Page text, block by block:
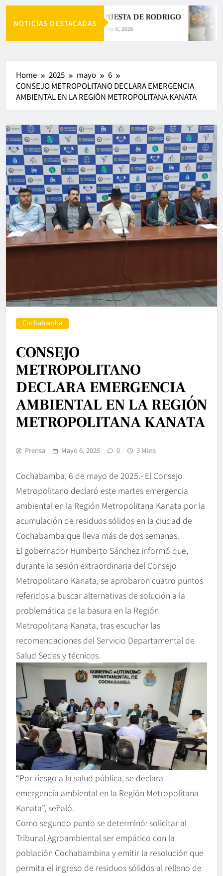
NOTICIAS DESTACADAS
LA APUESTA DE RODRIGO
Agosto 6, 2026
Home 2025 mayo
6
CONSEJO METROPOLITANO DECLARA EMERGENCIA
AMBIENTAL EN LA REGIÓN METROPOLITANA KANATA
Cochabamba
CONSEJO
METROPOLITANO
DECLARA EMERGENCIA
AMBIENTAL EN LA REGIÓN
METROPOLITANA KANATA
Prensa Mayo 6, 2025 0 3 Mins
Cochabamba, 6 de mayo de 2025.- El Consejo
Metropolitano declaró este martes emergencia
ambiental en la Región Metropolitana Kanata por la
acumulación de residuos sólidos en la ciudad de
Cochabamba que lleva más de dos semanas.
El gobernador Humberto Sánchez informó que,
durante la sesión extraordinaria del Consejo
Metropolitano Kanata, se aprobaron cuatro puntos
referidos a buscar alternativas de solución a la
problemática de la basura en la Región
Metropolitana Kanata, tras escuchar las
recomendaciones del Servicio Departamental de
Salud Sedes y técnicos.
“Por riesgo a la salud pública, se declara
emergencia ambiental en la Región Metropolitana
Kanata”, señaló.
Como segundo punto se determinó: solicitar al
Tribunal Agroambiental ser empático con la
población Cochabambina y emitir la resolución que
permita el ingreso de residuos sólidos al relleno de